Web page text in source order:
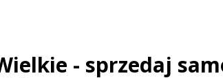
- sprzedaj